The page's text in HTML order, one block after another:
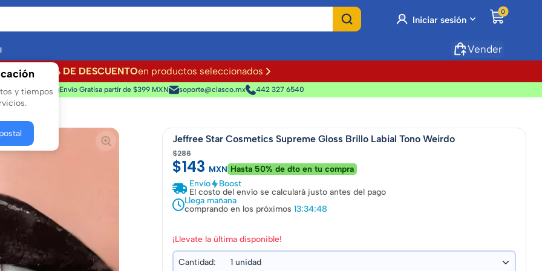
Iniciar sesión
0
y tiempos
Vender
Hasta 50% DE DESCUENTOen productos seleccionados
100% segura Envío Gratisa partir de $399 MXN soporte@clasco.mx 442 327 6540
Jeffree Star Cosmetics Supreme Gloss Brillo Labial Tono Weirdo
$286
$143 MXN Hasta 50% de dto en tu compra
Envío
Boost
El costo del envío se calculará justo antes del pago
Llega mañana
comprando en los próximos 13:34:46
¡Llevate la última disponible!
Cantidad: